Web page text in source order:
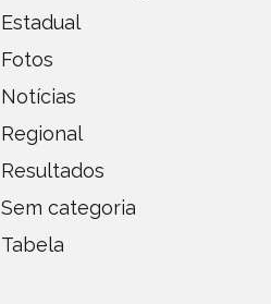
Estadual
Fotos
Notícias
Regional
Resultados
Sem categoria
Tabela